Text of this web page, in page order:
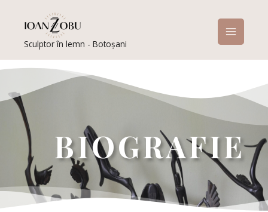
Sculptor în lemn - Botoșani
BIOGRAFIE